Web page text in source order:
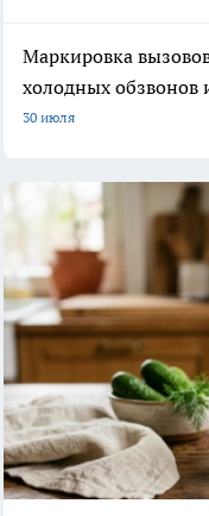
Маркировка
холодных обзвонов
30 июля